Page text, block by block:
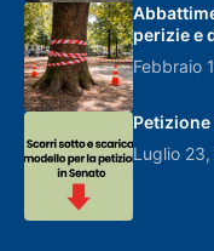
perizie e
Febbraio
Luglio